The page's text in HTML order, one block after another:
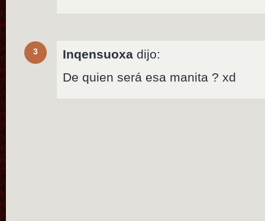
3 Inqensuoxa dijo:
De quien será esa manita ? xd